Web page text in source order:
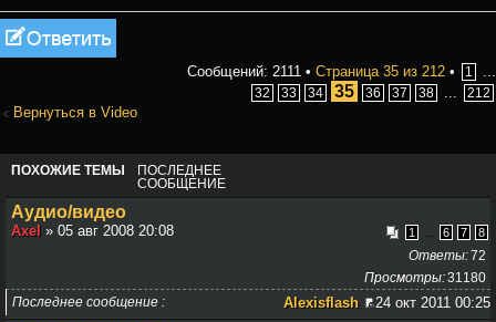
Ответить
Сообщений: 2111 • Страница 35 из 212 • 1
32 33 34 35 36 37 38 212
Вернуться в Video
ПОХОЖИЕ ТЕМЫ
ПОСЛЕДНЕЕ
СООБЩЕНИЕ
Аудио/видео
1 6 7 8
Axel » 05 авг 2008 20:08
72
Ответы
31180
Просмотры
Последнее сообщение
Alexisflash 24 окт 2011 00:25